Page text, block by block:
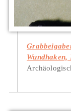
Wundhaken,